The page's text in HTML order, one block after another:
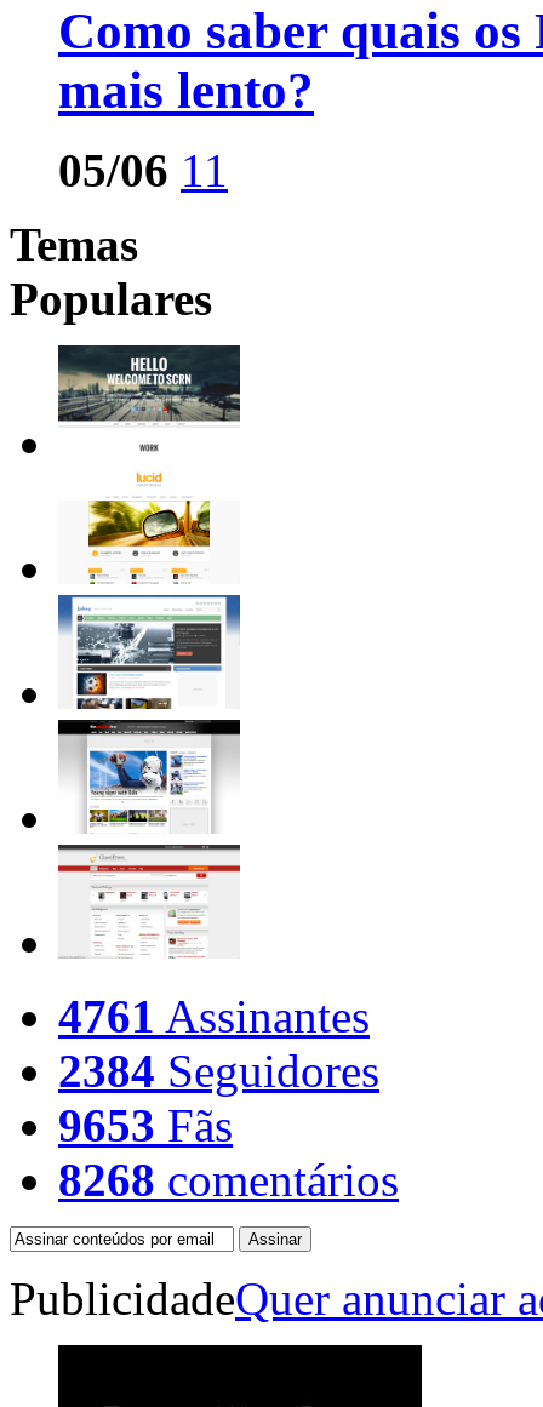
Como saber quais
mais lento?
05/06 11
Temas
Populares
4761 Assinantes
2384 Seguidores
9653 Fãs
8268 comentários
PublicidadeQuer anunciar